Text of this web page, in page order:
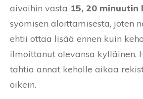
aivoihin vasta 15, 20 minuutin
syömisen aloittamisesta, joten
ehtii ottaa lisää ennen kuin
ilmoittanut olevansa kylläinen.
tahtia annat keholle aikaa
oikein.